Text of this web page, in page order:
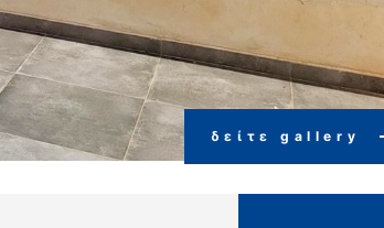
δείτε gallery